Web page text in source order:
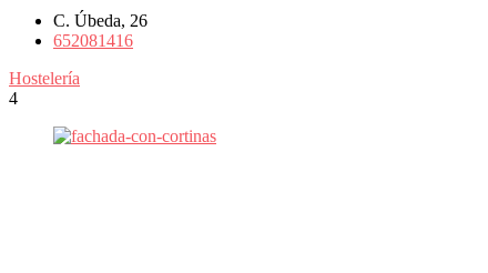
C. Úbeda, 26
652081416
Hostelería
4